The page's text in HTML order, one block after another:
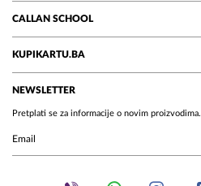
CALLAN SCHOOL
KUPIKARTU.BA
NEWSLETTER
Pretplati se za informacije o novim proizvodima.